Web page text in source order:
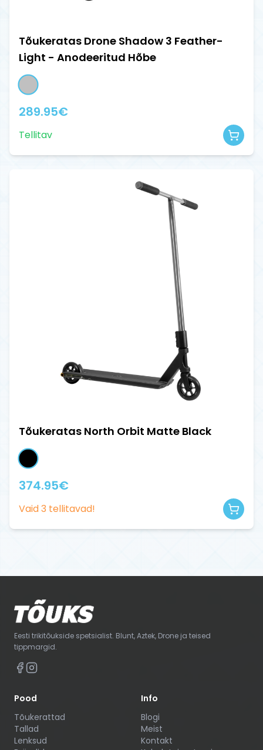
Tõukeratas Drone Shadow 3 Feather-
Light - Anodeeritud Hõbe
289.95€
Tellitav
Tõukeratas North Orbit Matte Black
374.95€
Vaid3 tellitavad!
Eesti trikitõukside spetsialist. Blunt, Aztek, Drone ja teised
tippmargid.
Pood
Tõukerattad
Tallad
Lenksud
Info
Blogi
Meist
Kontakt